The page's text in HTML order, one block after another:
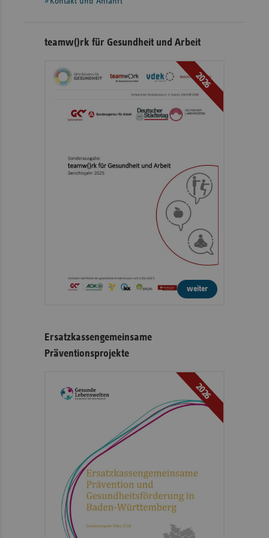
teamw()rk für Gesundheit und Arbeit
2026
weiter
Ersatzkassengemeinsame
Präventionsprojekte
2026